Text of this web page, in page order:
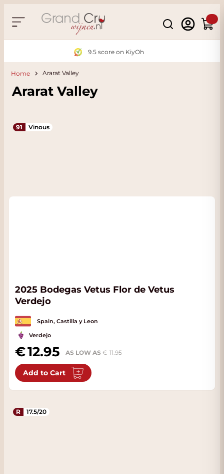
Search
Cart
9.5 score on KiyOh
Home Ararat Valley
Ararat Valley
91 Vinous
2025 Bodegas Vetus Flor de Vetus
Verdejo
Spain, Castilla y Leon
Verdejo
12.95 AS LOW AS 11.95
Add to Cart
R 17.5/20